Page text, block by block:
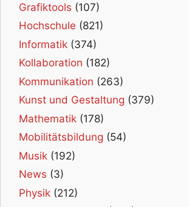
Grafiktools (107)
Hochschule (821)
Informatik (374)
Kollaboration (182)
Kommunikation (263)
Kunst und Gestaltung (379)
Mathematik (178)
Mobilitätsbildung (54)
Musik (192)
News (3)
Physik (212)